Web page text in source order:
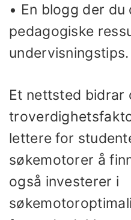
• En blogg der
pedagogiske
undervisningstips.
Et nettsted bidrar
lettere for
søkemotorer å
også investerer i